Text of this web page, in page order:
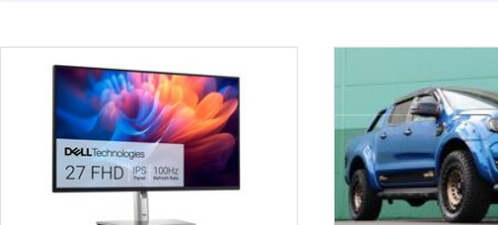
thay vì chỉ so sánh cấu hình trên giấy.
không, dùng được